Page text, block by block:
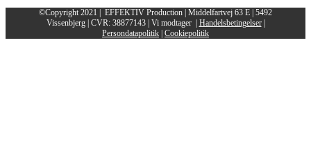
©Copyright 2021 | EFFEKTIV Production | Middelfartvej 63 E | 5492
Vissenbjerg | CVR: 38877143 | Vi modtager
Handelsbetingelser|
Persondatapolitik Cookiepolitik